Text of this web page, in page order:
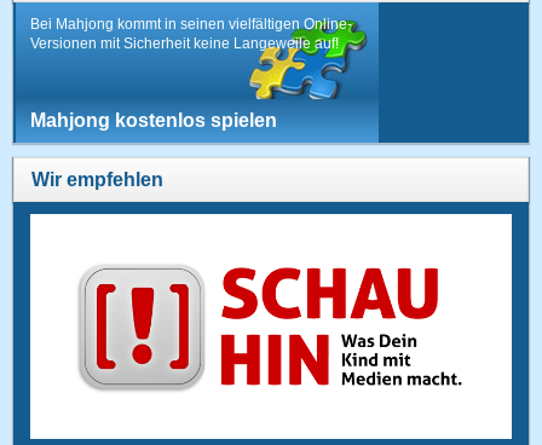
Bei Mahjong kommt in seinen vielfältigen Online-
Versionen mit Sicherheit keine Langeweile auf!
Mahjong kostenlos spielen
Wir empfehlen